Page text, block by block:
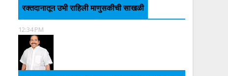
रक्तदानातून उभी राहिली माणुसकीची साखळी
12:34 PM